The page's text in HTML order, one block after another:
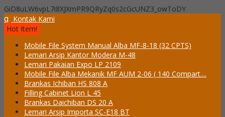
GiD8uLW6vpL7i8XJXmPR9QRyZq0s2cGcUNZ3_owToDY
q Kontak Kami
Hot Item!
Mobile File System Manual Alba MF-8-18 (32 CPTS)
Lemari Arsip Kantor Modera M-48
Lemari Pakaian Expo LP 2109
Mobile File Alba Mekanik MF AUM 2-06 ( 140 Compart....
Brankas Ichiban HS 808 A
Filling Cabinet Lion L 45
Brankas Daichiban DS 20 A
Lemari Arsip Importa SC-E18 BT